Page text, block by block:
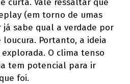
curta. Vale ressaltar que
(em torno de umas
já sabe qual a verdade por
Portanto, a ideia
O clima tenso
tem potencial para ir
foi.